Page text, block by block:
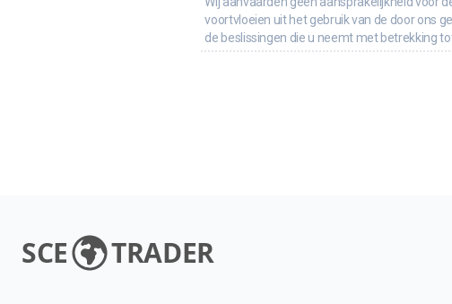
voortvloeien uit het gebruik van de door ons
de beslissingen die u neemt met betrekking
SCE TRADER